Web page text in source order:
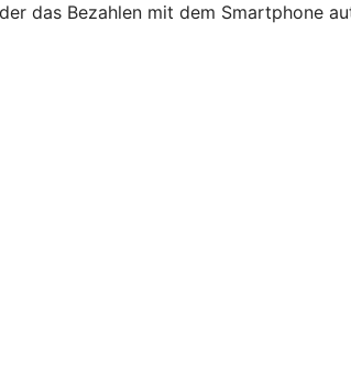
das Bezahlen mit dem Smartphone